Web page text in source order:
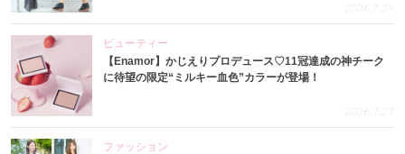
2026.7.29
ビューティー
【Enamor】かじえりプロデュース♡11冠達成の神チーク
に待望の限定“ミルキー血色”カラーが登場！
2026.7.27
ファッション